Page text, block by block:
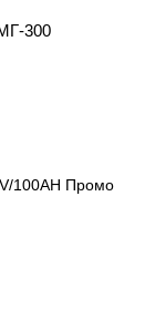
300